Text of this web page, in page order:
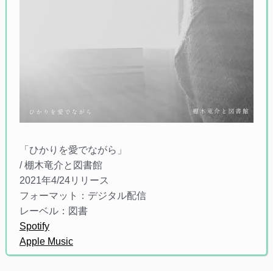
「ひかりを愛でながら」
/ 棚木竜介と図書館
2021年4/24リリース
フォーマット：デジタル配信
レーベル：図書
Spotify
Apple Music